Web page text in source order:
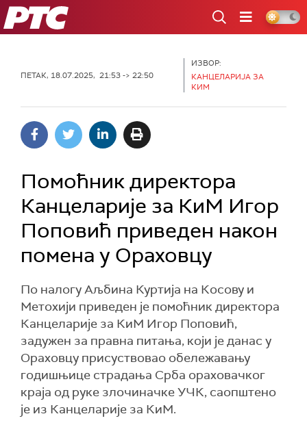
РТС
ПЕТАК, 18.07.2025, 21:53 -> 22:50
ИЗВОР:
КАНЦЕЛАРИЈА ЗА
КИМ
Помоћник директора
Канцеларије за КиМ Игор
Поповић приведен након
помена у Ораховцу
По налогу Аљбина Куртија на Косову и
Метохији приведен је помоћник директора
Канцеларије за КиМ Игор Поповић,
задужен за правна питања, који је данас у
Ораховцу присуствовао обележавању
годишњице страдања Срба ораховачког
краја од руке злочиначке УЧК, саопштено
је из Канцеларије за КиМ.